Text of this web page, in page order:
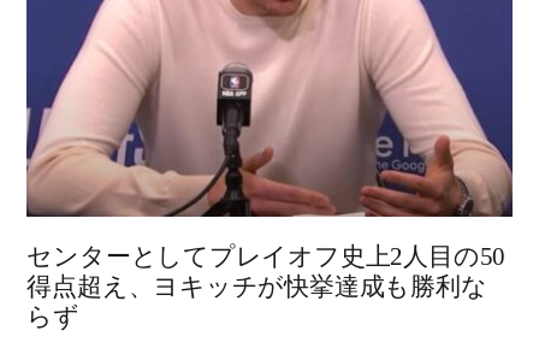
センターとしてプレイオフ史上2人目の50
得点超え、ヨキッチが快挙達成も勝利な
らず